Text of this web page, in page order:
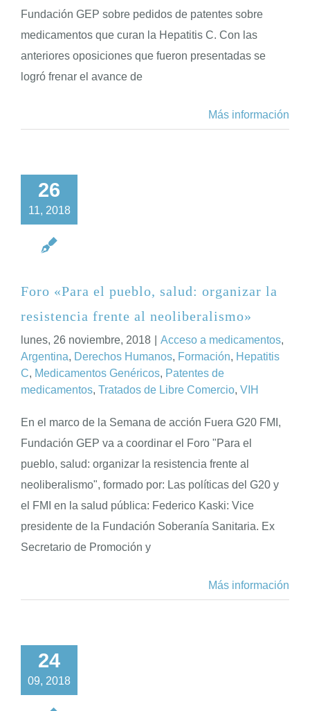
Fundación GEP sobre pedidos de patentes sobre
medicamentos que curan la Hepatitis C. Con las
anteriores oposiciones que fueron presentadas se
logró frenar el avance de
Más información
26
11, 2018
Foro «Para el pueblo, salud: organizar la
resistencia frente al neoliberalismo»
lunes, 26 noviembre, 2018 Acceso a medicamentos,
Argentina, Derechos Humanos, Formación, Hepatitis
C, Medicamentos Genéricos, Patentes de
medicamentos, Tratados de Libre Comercio, VIH
En el marco de la Semana de acción Fuera G20 FMI,
Fundación GEP va a coordinar el Foro "Para el
pueblo, salud: organizar la resistencia frente al
neoliberalismo", formado por: Las políticas del G20 y
el FMI en la salud pública: Federico Kaski: Vice
presidente de la Fundación Soberanía Sanitaria. Ex
Secretario de Promoción y
Más información
24
09, 2018